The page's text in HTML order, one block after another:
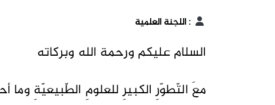
:اللجنة العلمية
السلام عليكم ورحمة الله وبركاته
معَ التّطوّرِ الكبيرِ للعلومِ الطّبيعيّةِ